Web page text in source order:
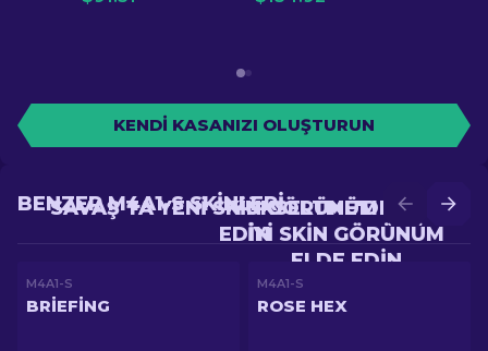
KENDI KASANIZI OLUŞTURUN
YÜKSELTME'DE DAHA
IYI SKIN GÖRÜNÜM
ELDE EDIN
SAVAŞ'TA YENI SKIN GÖRÜNÜM ELDE
EDIN
BENZER M4A1-S SKINLERI
M4A1-S
BRIEFING
M4A1-S
ROSE HEX